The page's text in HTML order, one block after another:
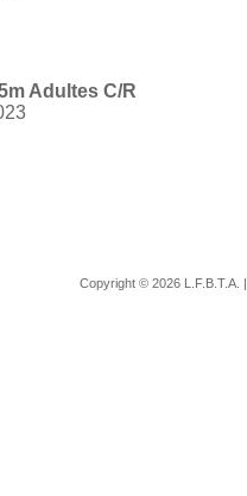
Adultes C/R
Copyright © 2026 L.F.B.T.A. |